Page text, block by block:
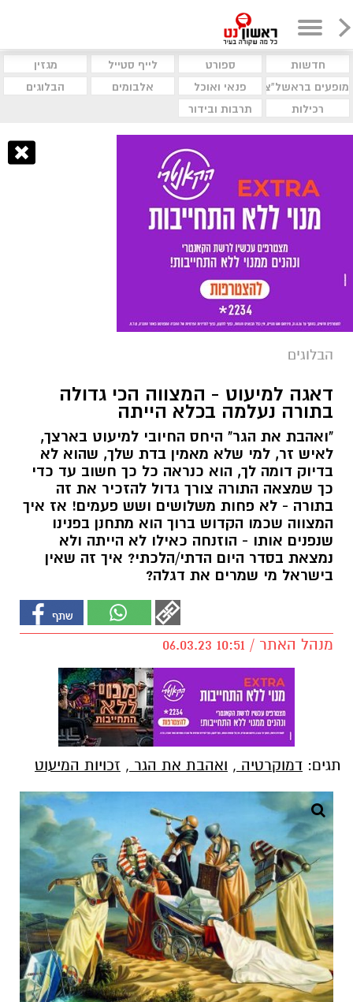
חדשות ספורט לייף סטייל
מגזין
מופעים בראשל"צ
פנאי ואוכל אלבומים
הבלוגים
רכילות
תרבות ובידור
הבלוגים
דאגה למיעוט - המצווה הכי גדולה
בתורה נעלמה בכלא הייתה
"ואהבת את הגר" היחס החיובי למיעוט בארצך,
לאיש זר, למי שלא מאמין בדת שלך, שהוא לא
בדיוק דומה לך, הוא כנראה כל כך חשוב עד כדי
כך שמצאה התורה צורך גדול להזכיר את זה
בתורה - לא פחות משלושים ושש פעמים! אז איך
המצווה שכמו הקדוש ברוך הוא מתחנן בפנינו
שנפנים אותו - הוזנחה כאילו לא הייתה ולא
נמצאת בסדר היום הדתי/הלכתי? איך זה שאין
בישראל מי שמרים את דגלה?
מנהל האתר / 10:51 06.03.23
תגים: דמוקרטיה , ואהבת את הגר , זכויות המיעוט